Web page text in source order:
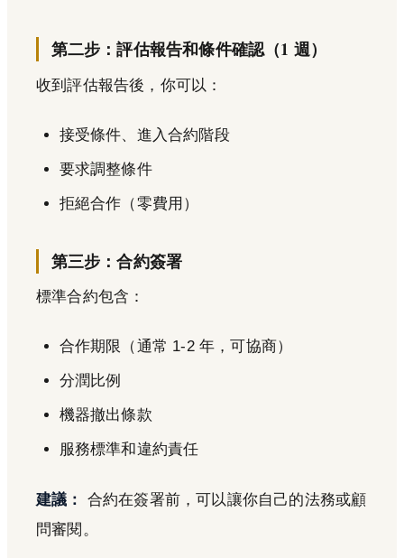
第二步：評估報告和條件確認（1 週）
收到評估報告後，你可以：
接受條件、進入合約階段
要求調整條件
拒絕合作（零費用）
第三步：合約簽署
標準合約包含：
合作期限（通常 1-2 年，可協商）
分潤比例
機器撤出條款
服務標準和違約責任
建議：
合約在簽署前，可以讓你自己的法務或顧
問審閱。